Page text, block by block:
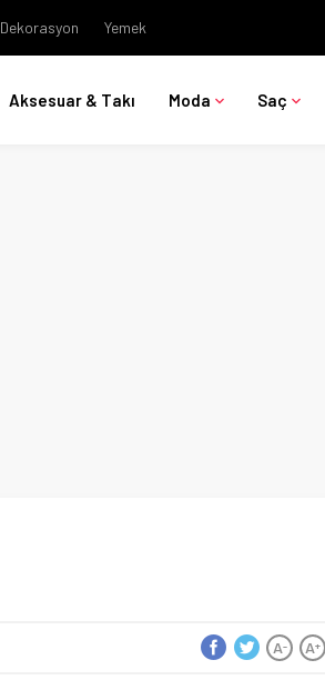
Dekorasyon Yemek
Aksesuar & Takı Moda Saç
A+
A-